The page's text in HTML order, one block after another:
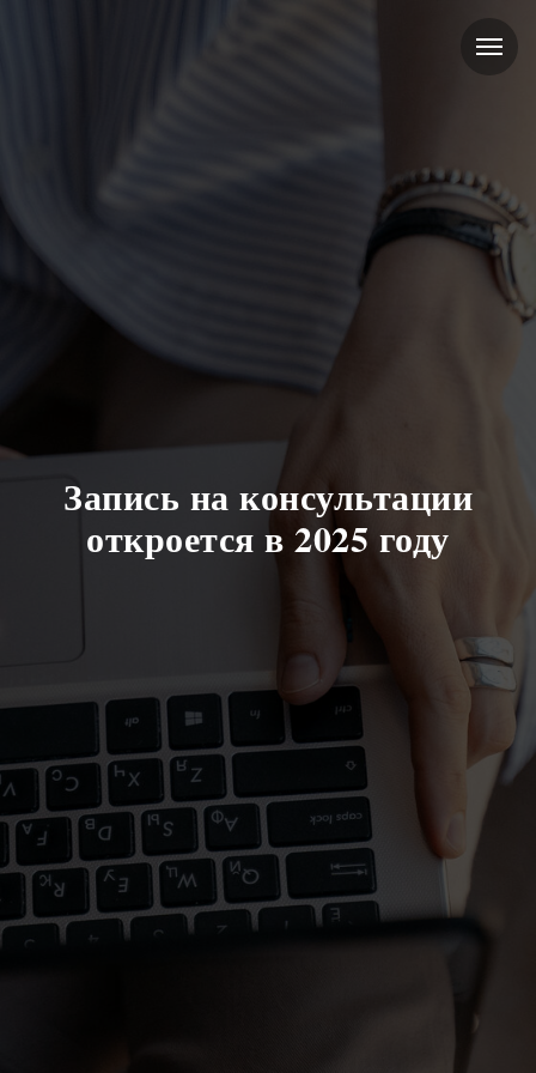
Запись на консультации
откроется в 2025 году